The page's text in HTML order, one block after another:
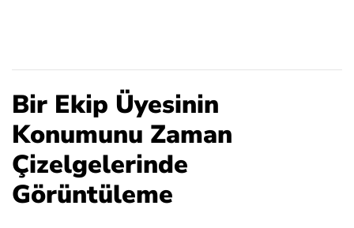
Bir Ekip Üyesinin
Konumunu Zaman
Çizelgelerinde
Görüntüleme